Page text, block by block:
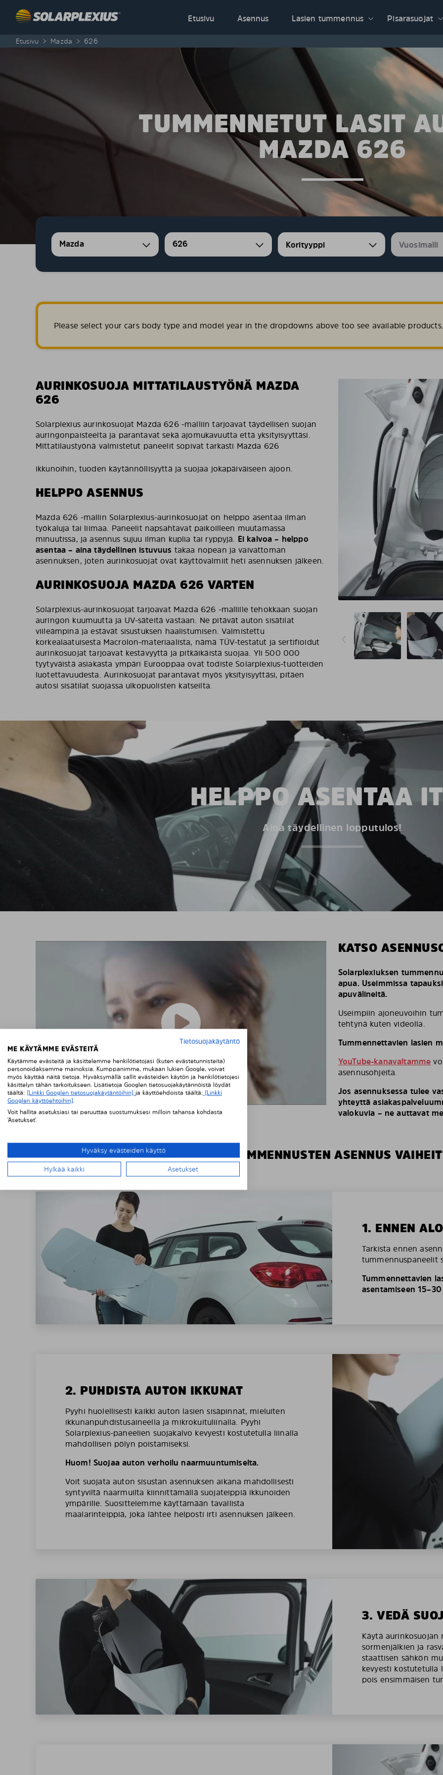
Etusivu
Asennus Lasien tummennus Pisarasuojat
Etusivu > Mazda > 626
TUMMENNETUT LASIT
MAZDA 626
Mazda 626
Please select your cars body type and model year in the dropdowns above too see available products.
AURINKOSUOJA MITTATILAUSTYÖNÄ MAZDA
626
Solarplexius aurinkosuojat Mazda 626 -malliin tarjoavat täydellisen suojan
auringonpaisteelta ja parantavat sekä ajomukavuutta että yksityisyyttäsi.
Mittatilaustyönä valmistetut paneelit sopivat tarkasti Mazda 626
ikkunoihin, tuoden käytännöllisyyttä ja suojaa jokapäiväiseen ajoon.
HELPPO ASENNUS
Mazda 626 -mallin Solarplexius-aurinkosuojat on helppo asentaa ilman
työkaluja tai liimaa. Paneelit napsahtavat paikoilleen muutamassa
minuutissa, ja asennus sujuu ilman kuplia tai ryppyjä. Ei kalvoa – helppo
asentaa – aina täydellinen istuvuus takaa nopean ja vaivattoman
asennuksen, joten aurinkosuojat ovat käyttövalmiit heti asennuksen jälkeen.
AURINKOSUOJA MAZDA 626 VARTEN
Solarplexius-aurinkosuojat tarjoavat Mazda 626 -mallille tehokkaan suojan
auringon kuumuutta ja UV-säteitä vastaan. Ne pitävät auton sisätilat
viileämpinä ja estävät sisustuksen haalistumisen. Valmistettu
korkealaatuisesta Macrolon-materiaalista, nämä TÜV-testatut ja sertifioidut
aurinkosuojat tarjoavat kestävyyttä ja pitkäikäistä suojaa. Yli 500 000
tyytyväistä asiakasta ympäri Eurooppaa ovat todiste Solarplexius-tuotteiden
luotettavuudesta. Aurinkosuojat parantavat myös yksityisyyttäsi, pitäen
autosi sisätilat suojassa ulkopuolisten katseilta.
HELPPO ASENTAA
Aina täydellinen lopputulos!
KATSO
Solarplexiuksen
apua. Useimmissa
apuvälineitä.
Useimpiin ajoneuvoihin
tehtynä kuten videolla.
Tummennettavien lasien
YouTube-kanavaltamme
asennusohjeita.
Jos asennuksessa tulee
yhteyttä
valokuvia – ne auttavat
SOLARPLEXIUS TUMMENNUSTEN ASENNUS
1. ENNEN
Tarkista ennen
tummennuspaneelit
Tummennettavien
asentamiseen
2. PUHDISTA AUTON IKKUNAT
Pyyhi huolellisesti kaikki auton lasien sisäpinnat, mieluiten
ikkunanpuhdistusaineella ja mikrokuituliinalla. Pyyhi
Solarplexius-paneelien suojakalvo kevyesti kostutetulla liinalla
mahdollisen pölyn poistamiseksi.
Huom! Suojaa auton verhoilu naarmuuntumiselta.
Voit suojata auton sisustan asennuksen aikana mahdollisesti
syntyviltä naarmuilta kiinnittämällä suojateippiä ikkunoiden
ympärille. Suosittelemme käyttämään tavallista
maalarinteippiä, joka lähtee helposti irti asennuksen jälkeen.
3. VEDÄ
Käytä
sormenjälkien ja
staattisen sähkön
kevyesti kostutetulla
pois ensimmäisen
Tietosuojakäytäntö
ME KÄYTÄMME EVÄSTEITÄ
Käytämme evästeitä ja käsittelemme henkilötietojasi (kuten evästetunnisteita)
personoidaksemme mainoksia. Kumppanimme, mukaan lukien Google, voivat
myös käyttää näitä tietoja. Hyväksymällä sallit evästeiden käytön ja henkilötietojesi
käsittelyn tähän tarkoitukseen. Lisätietoja Googlen tietosuojakäytännöistä löydät
täältä: [Linkki Googlen tietosuojakäytäntöihin]ja käyttöehdoista täältä: [Linkki
Googlen käyttöehtoihin].
Voit hallita asetuksiasi tai peruuttaa suostumuksesi milloin tahansa kohdasta
'Asetukset'.
Hyväksy evästeiden käyttö
Hylkää kaikki Asetukset